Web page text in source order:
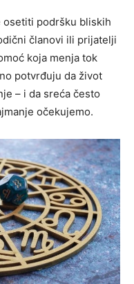
osetiti podršku bliskih
članovi ili prijatelji
koja menja tok
potvrđuju da život
– i da sreća često
očekujemo.